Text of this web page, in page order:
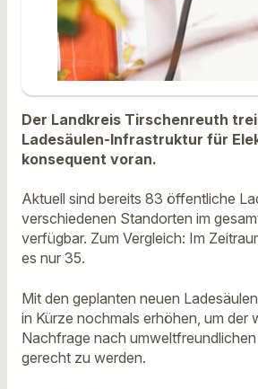
Der Landkreis Tirschenreuth
Ladesäulen-Infrastruktur für
konsequent voran.
Aktuell sind bereits 83 öffentliche
verschiedenen Standorten im
verfügbar. Zum Vergleich: Im
es nur 35.
Mit den geplanten neuen
in Kürze nochmals erhöhen, um der
Nachfrage nach
gerecht zu werden.